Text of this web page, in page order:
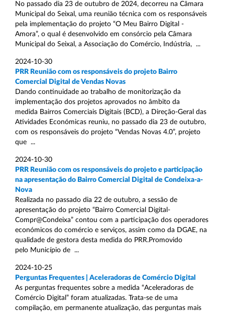
No passado dia 23 de outubro de 2024, decorreu na Câmara
Municipal do Seixal, uma reunião técnica com os responsáveis
pela implementação do projeto “O Meu Bairro Digital -
Amora”, o qual é desenvolvido em consórcio pela Câmara
Municipal do Seixal, a Associação do Comércio, Indústria, ...
2024-10-30
PRR Reunião com os responsáveis do projeto Bairro
Comercial Digital de Vendas Novas
Dando continuidade ao trabalho de monitorização da
implementação dos projetos aprovados no âmbito da
medida Bairros Comerciais Digitais (BCD), a Direção-Geral das
Atividades Económicas reuniu, no passado dia 23 de outubro,
com os responsáveis do projeto “Vendas Novas 4.0”, projeto
que ...
2024-10-30
PRR Reunião com os responsáveis do projeto e participação
na apresentação do Bairro Comercial Digital de Condeixa-a-
Nova
Realizada no passado dia 22 de outubro, a sessão de
apresentação do projeto “Bairro Comercial Digital-
Compr@Condeixa” contou com a participação dos operadores
económicos do comércio e serviços, assim como da DGAE, na
qualidade de gestora desta medida do PRR.Promovido
pelo Município de ...
2024-10-25
Perguntas Frequentes | Aceleradoras de Comércio Digital
As perguntas frequentes sobre a medida “Aceleradoras de
Comércio Digital” foram atualizadas. Trata-se de uma
compilação, em permanente atualização, das perguntas mais